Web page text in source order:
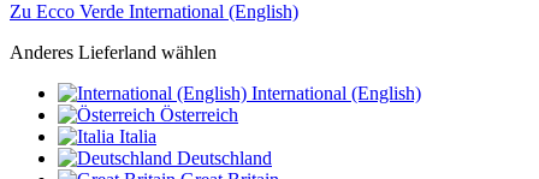
Zu Ecco Verde International (English)
Anderes Lieferland wählen
International (English)
Österreich
Italia
Deutschland